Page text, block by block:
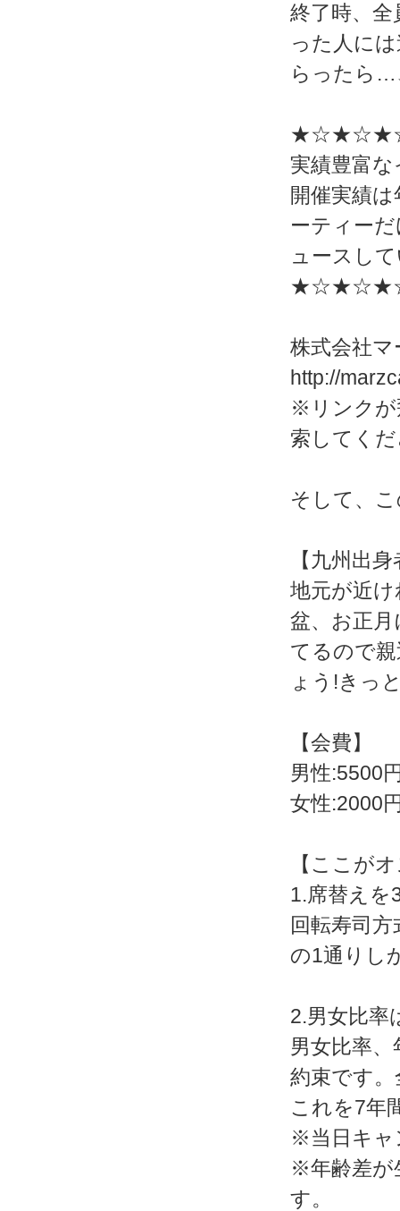
終了時、
った人に
らったら…
実績豊富
開催実績
ーティー
ュースし
株式会社
http://
※リンクが
索してく
そして、
【九州出
地元が近
盆、お正
てるので
ょう!きっ
【会費】
男性:5500
女性:2000
【ここが
1.席替えを
回転寿司
の1通りし
2.男女比率
男女比率
約束です
これを7年
※当日キャ
※年齢差が
す。